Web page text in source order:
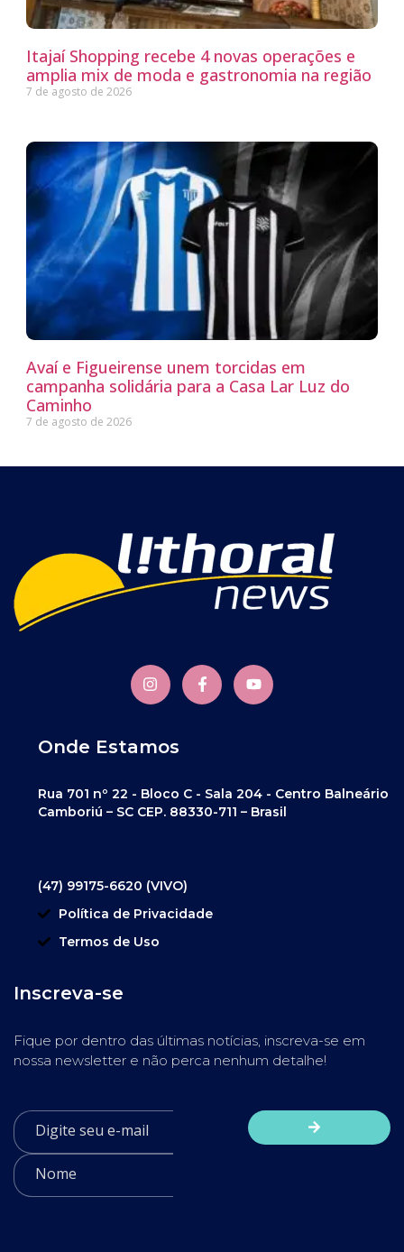
Itajaí Shopping recebe 4 novas operações e
amplia mix de moda e gastronomia na região
7 de agosto de 2026
Avaí e Figueirense unem torcidas em
campanha solidária para a Casa Lar Luz do
Caminho
7 de agosto de 2026
Onde Estamos
Rua 701 nº 22 - Bloco C - Sala 204 - Centro Balneário
Camboriú – SC CEP. 88330-711 – Brasil
(47) 99175-6620 (VIVO)
Política de Privacidade
Termos de Uso
Inscreva-se
Fique por dentro das últimas notícias, inscreva-se em
nossa newsletter e não perca nenhum detalhe!